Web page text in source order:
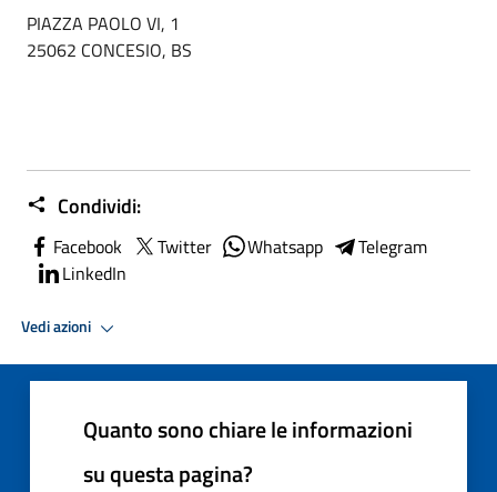
PIAZZA PAOLO VI, 1
25062 CONCESIO, BS
Condividi:
Facebook Twitter Whatsapp
Telegram
LinkedIn
Vedi azioni
Quanto sono chiare le informazioni
su questa pagina?